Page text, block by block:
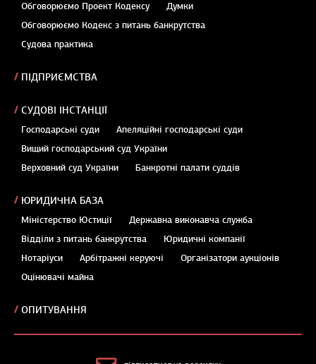
Обговорюємо Проект Кодексу
Думки
Обговорюємо Кодекс з питань банкрутства
Судова практика
ПІДПРИЄМСТВА
СУДОВІ ІНСТАНЦІЇ
Господарські суди
Апеляційні господарські суди
Вищий господарський суд України
Верховний суд України
Банкротні палати суддів
ЮРИДИЧНА БАЗА
Міністерство Юстиції
Державна виконавча служба
Відділи з питань банкрутства
Юридичні компанії
Нотаріуси
Арбітражні керуючі
Організатори аукціонів
Оцінювачі майна
ОПИТУВАННЯ